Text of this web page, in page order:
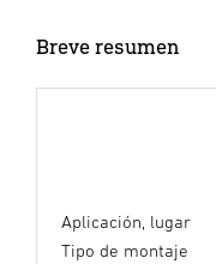
Breve resumen
Aplicación, lugar
Tipo de montaje